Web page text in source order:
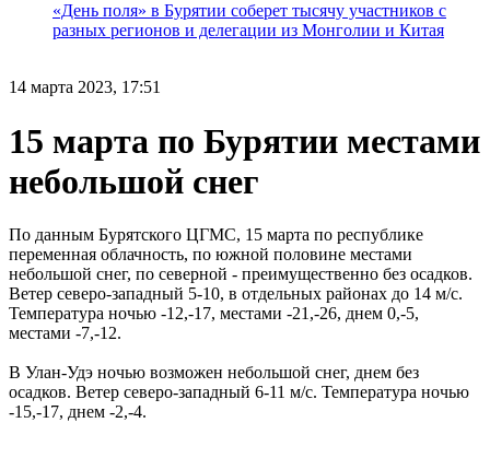
«День поля» в Бурятии соберет тысячу участников с
разных регионов и делегации из Монголии и Китая
14 марта 2023, 17:51
15 марта по Бурятии местами
небольшой снег
По данным Бурятского ЦГМС, 15 марта по республике
переменная облачность, по южной половине местами
небольшой снег, по северной - преимущественно без осадков.
Ветер северо-западный 5-10, в отдельных районах до 14 м/с.
Температура ночью -12,-17, местами -21,-26, днем 0,-5,
местами -7,-12.
В Улан-Удэ ночью возможен небольшой снег, днем без
осадков. Ветер северо-западный 6-11 м/с. Температура ночью
-15,-17, днем -2,-4.